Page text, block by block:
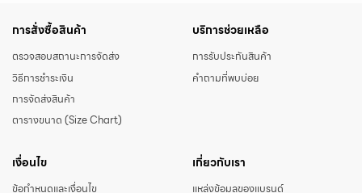
การสั่งซื้อสินค้า
ตรวจสอบสถานะการจัดส่ง
วิธีการชำระเงิน
การจัดส่งสินค้า
ตารางขนาด (Size Chart)
บริการช่วยเหลือ
การรับประกันสินค้า
คำถามที่พบบ่อย
เงื่อนไข
ข้อกำหนดและเงื่อนไข
เกี่ยวกับเรา
แหล่งข้อมูลของแบรนด์